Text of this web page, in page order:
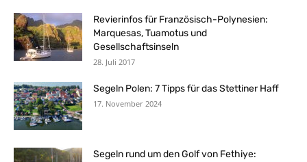
Revierinfos für Französisch-Polynesien:
Marquesas, Tuamotus und
Gesellschaftsinseln
28. Juli 2017
Segeln Polen: 7 Tipps für das Stettiner Haff
17. November 2024
Segeln rund um den Golf von Fethiye: